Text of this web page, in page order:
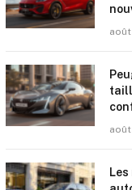
août
août